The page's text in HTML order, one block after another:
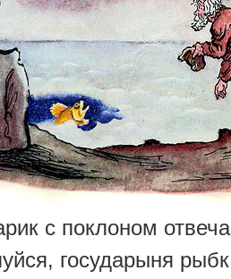
с поклоном
государыня